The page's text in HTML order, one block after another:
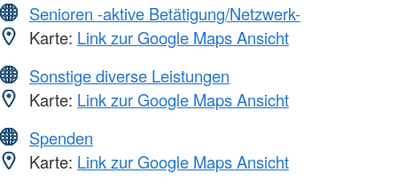
Senioren -aktive Betätigung/Netzwerk-
Karte: Link zur Google Maps Ansicht
Sonstige diverse Leistungen
Karte: Link zur Google Maps Ansicht
Spenden
Karte: Link zur Google Maps Ansicht